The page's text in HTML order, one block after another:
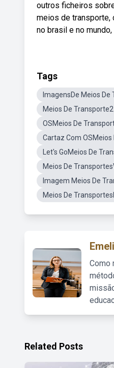
outros ficheiros
meios de transporte,
no brasil e no
Tags
ImagensDe Meios De
Meios De
OSMeios De
Cartaz Com OSMeios
Let's GoMeios De
Meios De
Imagem Meios De
Meios De
Como
Related Posts